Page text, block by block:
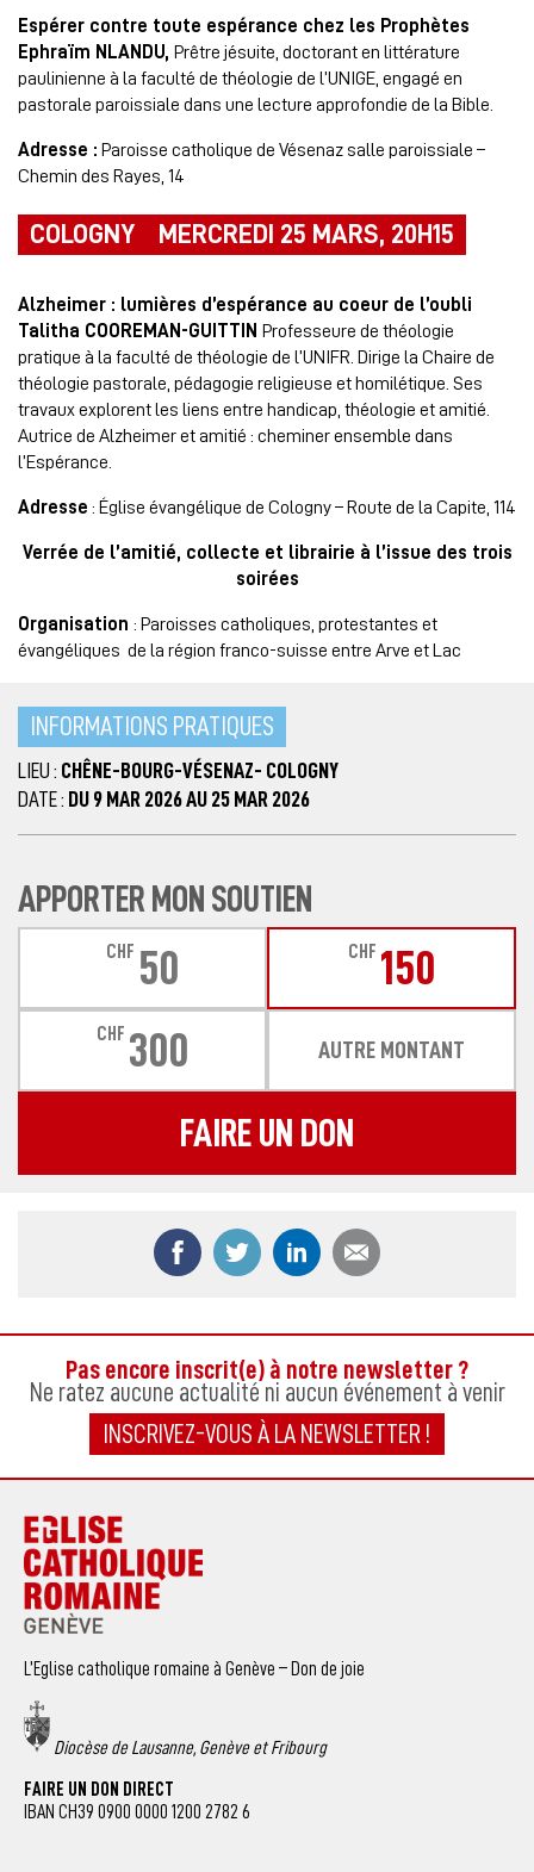
Espérer contre toute espérance chez les Prophètes
Ephraïm NLANDU, Prêtre jésuite, doctorant en littérature
paulinienne à la faculté de théologie de l’UNIGE, engagé en
pastorale paroissiale dans une lecture approfondie de la Bible.
Adresse : Paroisse catholique de Vésenaz salle paroissiale –
Chemin des Rayes, 14
COLOGNY MERCREDI 25 MARS, 20H15
Alzheimer : lumières d’espérance au coeur de l’oubli
Talitha COOREMAN-GUITTIN Professeure de théologie
pratique à la faculté de théologie de l’UNIFR. Dirige la Chaire de
théologie pastorale, pédagogie religieuse et homilétique. Ses
travaux explorent les liens entre handicap, théologie et amitié.
Autrice de Alzheimer et amitié : cheminer ensemble dans
l’Espérance.
Adresse : Église évangélique de Cologny – Route de la Capite, 114
Verrée de l’amitié, collecte et librairie à l’issue des trois
soirées
Organisation : Paroisses catholiques, protestantes et
évangéliques de la région franco-suisse entre Arve et Lac
INFORMATIONS PRATIQUES
LIEU : CHÊNE-BOURG-VÉSENAZ- COLOGNY
DATE : DU 9 MAR 2026 AU 25 MAR 2026
APPORTER MON SOUTIEN
CHF 50 CHF 150
CHF 300 AUTRE MONTANT
FAIRE UN DON
Partager ce contenu sur Facebook
Partager ce contenu sur Twitter
Partager ce contenu
Pas encore inscrit(e) à notre newsletter ?
Ne ratez aucune actualité ni aucun événement à venir
INSCRIVEZ-VOUS À LA NEWSLETTER !
L’Eglise catholique romaine à Genève – Don de joie
Diocèse de Lausanne, Genève et Fribourg
FAIRE UN DON DIRECT
IBAN CH39 0900 0000 1200 2782 6